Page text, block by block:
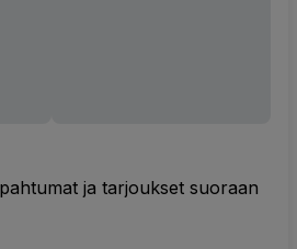
ja tarjoukset suoraan